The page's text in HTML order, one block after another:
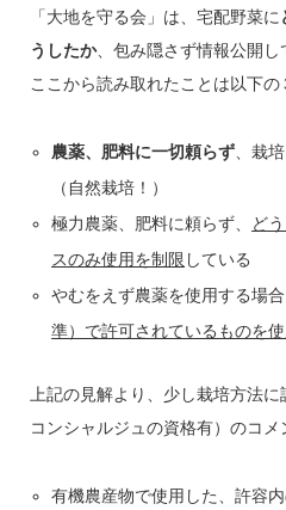
「大地を守る会」は、宅配野菜に
うしたか、包み隠さず情報公開し
ここから読み取れたことは以下の
農薬、肥料に一切頼らず 、栽
（自然栽培！）
極力農薬、肥料に頼らず、
ど
スのみ使用を制限 している
やむをえず農薬を使用する場
準）で許可されているものを使
上記の見解より、少し栽培方法
コンシャルジュの資格有）のコメ
有機農産物で使用した、許容